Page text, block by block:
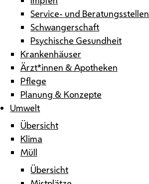
Service- und Beratungsstellen
Schwangerschaft
Psychische Gesundheit
Krankenhäuser
Ärzt*innen & Apotheken
Pflege
Planung & Konzepte
Umwelt
Übersicht
Klima
Müll
Übersicht